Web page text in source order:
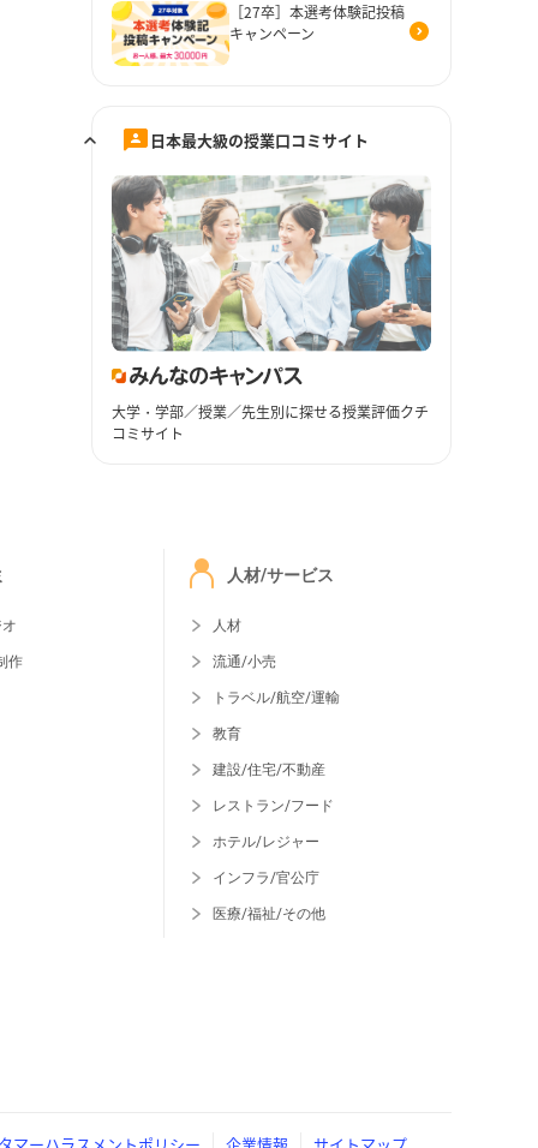
［27卒］本選考体験記投稿
キャンペーン
日本最大級の授業口コミサイト
大学・学部／授業／先生別に探せる授業評価クチ
コミサイト
作
人材/サービス
人材
流通/小売
トラベル/航空/運輸
教育
建設/住宅/不動産
レストラン/フード
ホテル/レジャー
インフラ/官公庁
医療/福祉/その他